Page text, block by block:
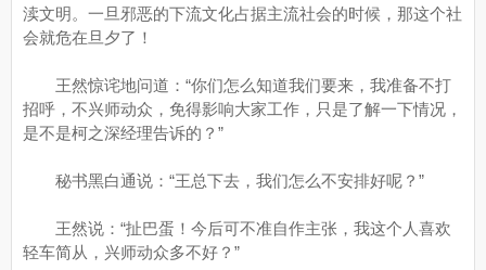
渎文明。一旦邪恶的下流文化占据主流社会的时候，那这个社
会就危在旦夕了！
王然惊诧地问道：“你们怎么知道我们要来，我准备不打
招呼，不兴师动众，免得影响大家工作，只是了解一下情况，
是不是柯之深经理告诉的？”
秘书黑白通说：“王总下去，我们怎么不安排好呢？”
王然说：“扯巴蛋！今后可不准自作主张，我这个人喜欢
轻车简从，兴师动众多不好？”